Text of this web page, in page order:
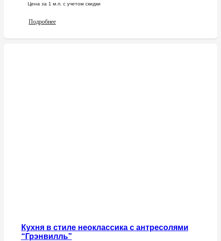
Цена за 1 м.п. c учетом скидки
Подробнее
Кухня в стиле неоклассика с антресолями
“Грэнвилль”